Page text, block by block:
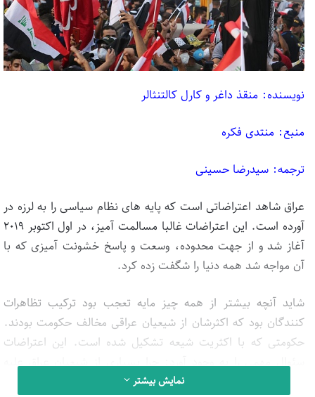
نویسنده: منقذ داغر و کارل کالتنثالر
منبع: منتدی فکره
ترجمه: سیدرضا حسینی
عراق شاهد اعتراضاتی است که پایه های نظام سیاسی را به لرزه در
آورده است. این اعتراضات غالبا مسالمت آمیز، در اول اکتوبر ۲۰۱۹
آغاز شد و از جهت محدوده، وسعت و پاسخ خشونت آمیزی که با
آن مواجه شد همه دنیا را شگفت زده کرد.
شاید آنچه بیشتر از همه چیز مایه تعجب بود ترکیب تظاهرات
کنندگان بود که اکثرشان از شیعیان عراقی مخالف حکومت بودند.
حکومتی که با اکثریت شیعه تشکیل شده است. این اعتراضات
سئوال مهمی را به وجود آورد: چرا بسیاری از شیعیان عراق علیه
حکومتی که ظاهرا طرفدار آنها است قیام کرده اند؟
نمایش بیشتر